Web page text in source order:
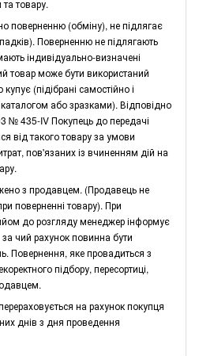
та товару.
поверненню (обміну), не підлягає
Поверненню не підлягають
індивідуально-визначені
товар може бути використаний
(підібрані самостійно і
або зразками). Відповідно
№ 435-IV Покупець до передачі
від такого товару за умови
пов'язаних із вчиненням дій на
з продавцем. (Продавець не
поверненні товару). При
до розгляду менеджер інформує
за чий рахунок повинна бути
Повернення, яке провадиться з
підбору, пересортиці,
на рахунок покупця
днів з дня проведення